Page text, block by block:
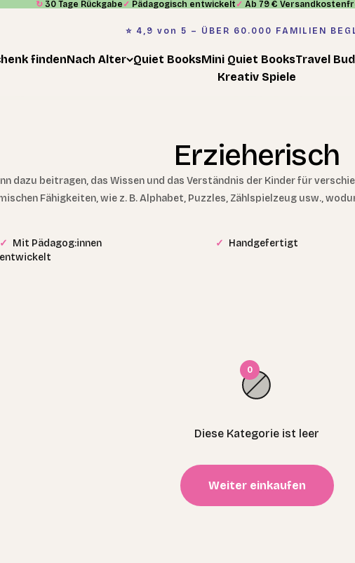
↻30 Tage Rückgabe ✓ Pädagogisch entwickelt ✓ Ab 79 €
⭐️ 4,9 von 5 – ÜBER 60.000 FAMILIEN
findenNach Alter Quiet BooksMini Quiet BooksTravel
Kreativ Spiele
Erzieherisch
dazu beitragen, das Wissen und das Verständnis der Kinder für
Fähigkeiten, wie z. B. Alphabet, Puzzles, Zählspielzeug usw.,
✓ Mit Pädagog:innen
entwickelt
✓ Handgefertigt
0
Diese Kategorie ist leer
Weiter einkaufen